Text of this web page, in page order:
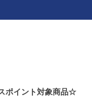
ポイント対象商品☆